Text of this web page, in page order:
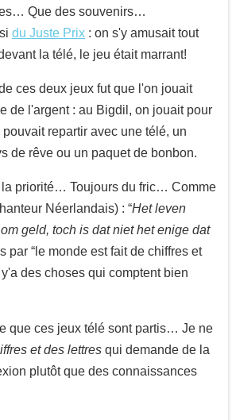
Que des souvenirs…
du Juste Prix : on s'y amusait tout
la télé, le jeu était marrant!
ces deux jeux fut que l'on jouait
de l'argent : au Bigdil, on jouait pour
repartir avec une télé, un
de rêve ou un paquet de bonbon.
la priorité… Toujours du fric… Comme
Néerlandais) : “Het leven
geld, toch is dat niet het enige dat
par “le monde est fait de chiffres et
des choses qui comptent bien
que ces jeux télé sont partis… Je ne
et des lettres qui demande de la
plutôt que des connaissances